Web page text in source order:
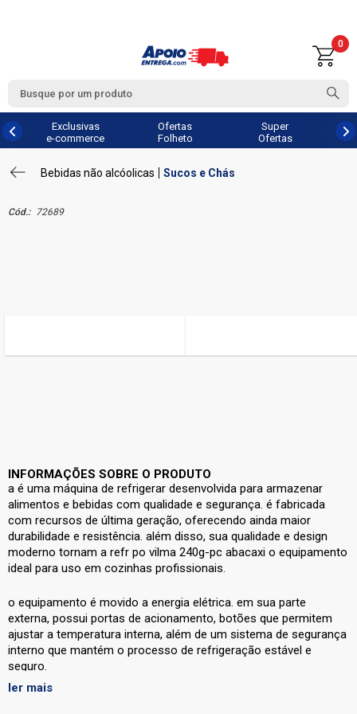
0
Exclusivas
e-commerce
Ofertas
Folheto
Super
Ofertas
Bebidas não alcóolicas Sucos e Chás
Cód.: 72689
INFORMAÇÕES SOBRE O PRODUTO
a é uma máquina de refrigerar desenvolvida para armazenar
alimentos e bebidas com qualidade e segurança. é fabricada
com recursos de última geração, oferecendo ainda maior
durabilidade e resistência. além disso, sua qualidade e design
moderno tornam a refr po vilma 240g-pc abacaxi o equipamento
ideal para uso em cozinhas profissionais.
o equipamento é movido a energia elétrica. em sua parte
externa, possui portas de acionamento, botões que permitem
ajustar a temperatura interna, além de um sistema de segurança
interno que mantém o processo de refrigeração estável e
seguro.
ler mais